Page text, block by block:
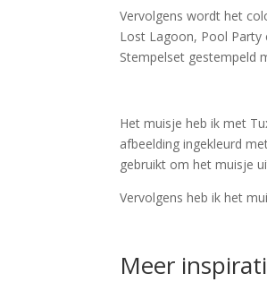
Vervolgens wordt het
Lost Lagoon, Pool Party
Stempelset gestempeld
Het muisje heb ik met
afbeelding ingekleurd
gebruikt om het muisje
Vervolgens heb ik het
Meer